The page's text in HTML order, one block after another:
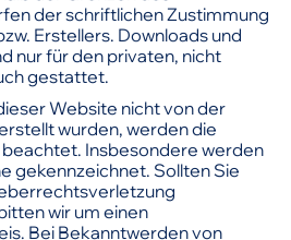
der schriftlichen Zustimmung
Erstellers. Downloads und
nur für den privaten, nicht
gestattet.
Website nicht von der
wurden, werden die
Insbesondere werden
gekennzeichnet. Sollten Sie
wir um einen
Bei Bekanntwerden von